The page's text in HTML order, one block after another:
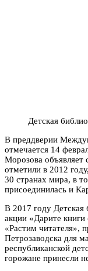
Детская
В преддверии
отмечается 14
Морозова объявляет
отметили в 2012
30 странах мира, в
присоединилась и
В 2017 году Детская
акции «Дарите
«Растим читателя»,
Петрозаводска для
республиканской
горожане принесли